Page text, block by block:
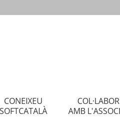
CONEIXEU
SOFTCATALÀ
AMB